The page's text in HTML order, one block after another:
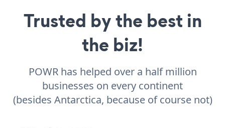
Trusted by the best in
the biz!
POWR has helped over a half million
businesses on every continent
(besides Antarctica, because of course not)